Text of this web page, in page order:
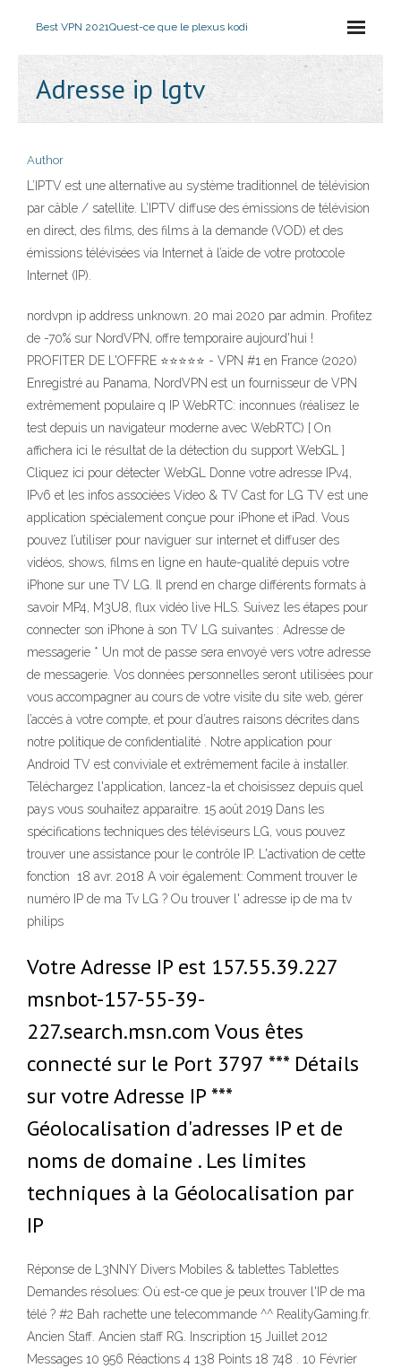
Best VPN 2021Quest-ce que le plexus kodi
Adresse ip lgtv
Author
L’IPTV est une alternative au système traditionnel de télévision
par câble / satellite. L’IPTV diffuse des émissions de télévision
en direct, des films, des films à la demande (VOD) et des
émissions télévisées via Internet à l’aide de votre protocole
Internet (IP).
nordvpn ip address unknown. 20 mai 2020 par admin. Profitez
de -70% sur NordVPN, offre temporaire aujourd'hui !
PROFITER DE L'OFFRE ⭐⭐⭐⭐⭐ - VPN #1 en France (2020)
Enregistré au Panama, NordVPN est un fournisseur de VPN
extrêmement populaire q IP WebRTC: inconnues (réalisez le
test depuis un navigateur moderne avec WebRTC) [ On
affichera ici le résultat de la détection du support WebGL ]
Cliquez ici pour détecter WebGL Donne votre adresse IPv4,
IPv6 et les infos associées Video & TV Cast for LG TV est une
application spécialement conçue pour iPhone et iPad. Vous
pouvez l’utiliser pour naviguer sur internet et diffuser des
vidéos, shows, films en ligne en haute-qualité depuis votre
iPhone sur une TV LG. Il prend en charge différents formats à
savoir MP4, M3U8, flux vidéo live HLS. Suivez les étapes pour
connecter son iPhone à son TV LG suivantes : Adresse de
messagerie * Un mot de passe sera envoyé vers votre adresse
de messagerie. Vos données personnelles seront utilisées pour
vous accompagner au cours de votre visite du site web, gérer
l’accès à votre compte, et pour d’autres raisons décrites dans
notre politique de confidentialité . Notre application pour
Android TV est conviviale et extrêmement facile à installer.
Téléchargez l'application, lancez-la et choisissez depuis quel
pays vous souhaitez apparaitre. 15 août 2019 Dans les
spécifications techniques des téléviseurs LG, vous pouvez
trouver une assistance pour le contrôle IP. L'activation de cette
fonction 18 avr. 2018 A voir également: Comment trouver le
numéro IP de ma Tv LG ? Ou trouver l' adresse ip de ma tv
philips
Votre Adresse IP est 157.55.39.227
msnbot-157-55-39-
227.search.msn.com Vous êtes
connecté sur le Port 3797 *** Détails
sur votre Adresse IP ***
Géolocalisation d'adresses IP et de
noms de domaine . Les limites
techniques à la Géolocalisation par
IP
Réponse de L3NNY Divers Mobiles & tablettes Tablettes
Demandes résolues: Où est-ce que je peux trouver l'IP de ma
télé ? #2 Bah rachette une telecommande ^^ RealityGaming.fr.
Ancien Staff. Ancien staff RG. Inscription 15 Juillet 2012
Messages 10 956 Réactions 4 138 Points 18 748 . 10 Février